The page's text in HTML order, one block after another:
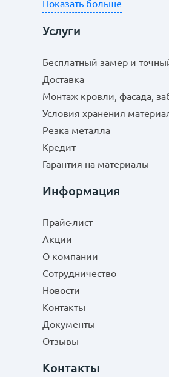
Показать больше
Услуги
Бесплатный замер и
Доставка
Монтаж кровли, фасада,
Условия хранения
Резка металла
Кредит
Гарантия на материалы
Информация
Прайс-лист
Акции
О компании
Сотрудничество
Новости
Контакты
Документы
Отзывы
Контакты